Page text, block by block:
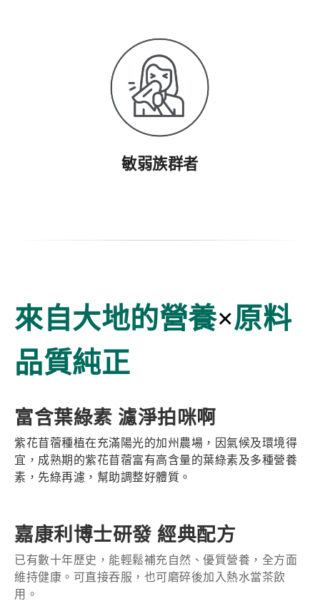
敏弱族群者
來自大地的營養×原料
品質純正
富含葉綠素 濾淨拍咪啊
紫花苜蓿種植在充滿陽光的加州農場，因氣候及環境得
宜，成熟期的紫花苜蓿富有高含量的葉綠素及多種營養
素，先綠再濾，幫助調整好體質。
嘉康利博士研發 經典配方
已有數十年歷史，能輕鬆補充自然、優質營養，全方面
維持健康。可直接吞服，也可磨碎後加入熱水當茶飲
用。